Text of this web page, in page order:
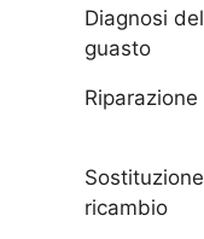
Diagnosi del
guasto
Riparazione
Sostituzione
ricambio